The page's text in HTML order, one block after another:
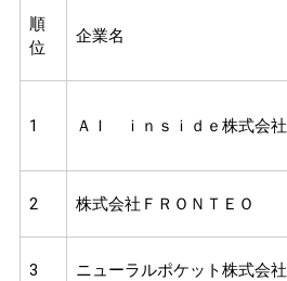
順
位
企業名
1 ＡＩ ｉｎｓｉｄｅ株式会社
2 株式会社ＦＲＯＮＴＥＯ
3 ニューラルポケット株式会社